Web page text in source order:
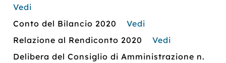
Vedi
Conto del Bilancio 2020Vedi
Relazione al Rendiconto 2020Vedi
Delibera del Consiglio di Amministrazione n.